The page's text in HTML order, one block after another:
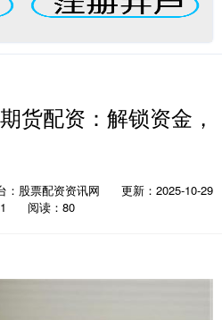
货配资：解锁资金，
：股票配资资讯网
更新：2025-10-29
阅读：80